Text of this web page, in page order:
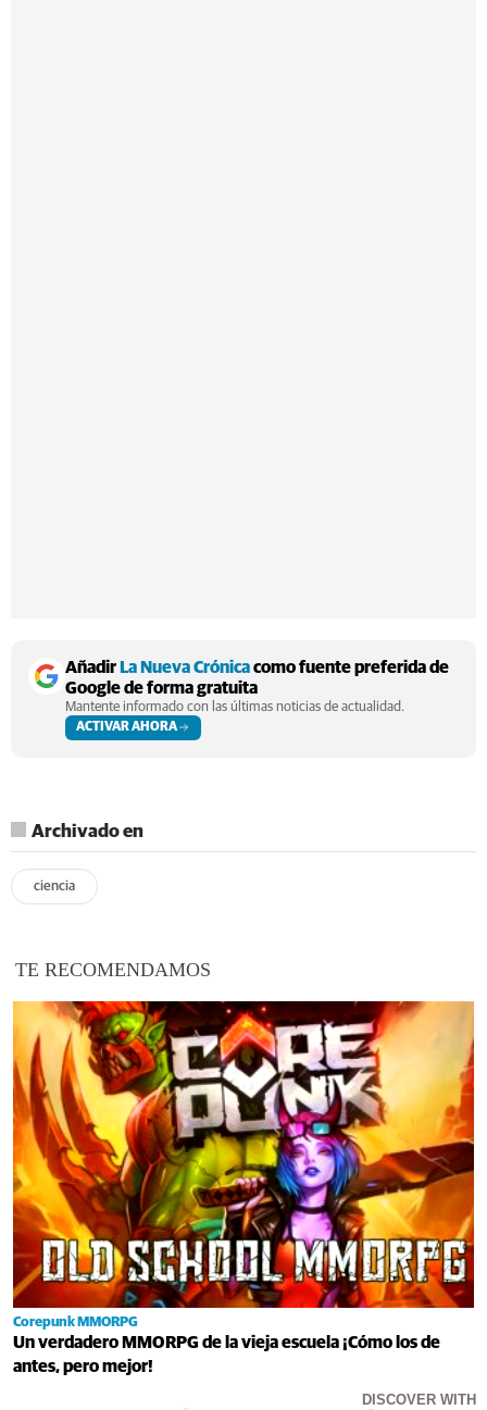
AñadirLa Nueva Crónicacomo fuente preferida de
Google de forma gratuita
Mantente informado con las últimas noticias de actualidad.
ACTIVAR AHORA
Archivado en
ciencia
TE RECOMENDAMOS
Corepunk MMORPG
Un verdadero MMORPG de la vieja escuela ¡Cómo los de
antes, pero mejor!
DISCOVER WITH